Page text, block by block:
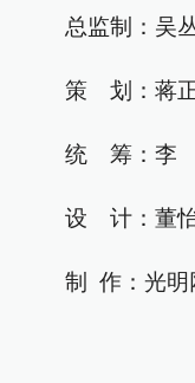
总监制：吴
策 划：蒋
统 筹：
设 计：董
制 作：光明